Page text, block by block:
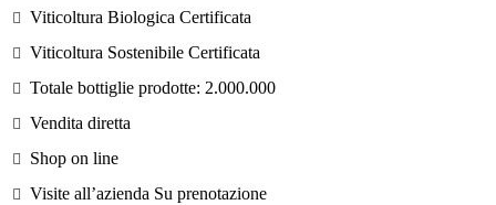
Viticoltura Biologica Certificata
Viticoltura Sostenibile Certificata
Totale bottiglie prodotte: 2.000.000
Vendita diretta
Shop on line
Visite all’azienda Su prenotazione